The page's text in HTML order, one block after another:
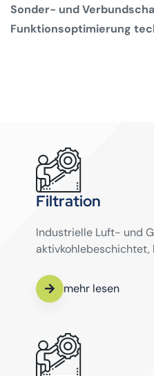
Sonder- und
Funktionsoptimierung
Filtration
Industrielle Luft- und
aktivkohlebeschichtet,
mehr lesen